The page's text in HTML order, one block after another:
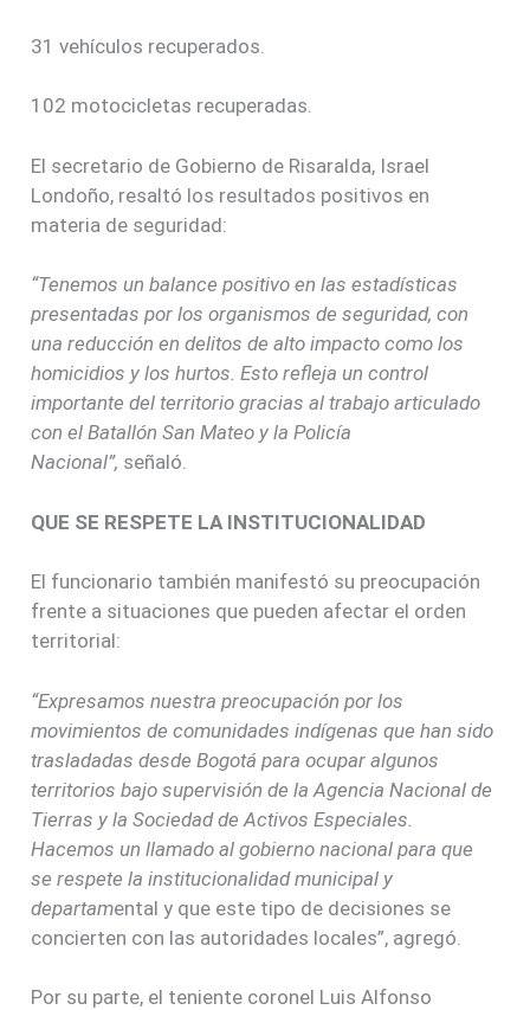
31 vehículos recuperados.
102 motocicletas recuperadas.
El secretario de Gobierno de Risaralda, Israel
Londoño, resaltó los resultados positivos en
materia de seguridad:
“Tenemos un balance positivo en las estadísticas
presentadas por los organismos de seguridad, con
una reducción en delitos de alto impacto como los
homicidios y los hurtos. Esto refleja un control
importante del territorio gracias al trabajo articulado
con el Batallón San Mateo y la Policía
Nacional”, señaló.
QUE SE RESPETE LA INSTITUCIONALIDAD
El funcionario también manifestó su preocupación
frente a situaciones que pueden afectar el orden
territorial:
“Expresamos nuestra preocupación por los
movimientos de comunidades indígenas que han sido
trasladadas desde Bogotá para ocupar algunos
territorios bajo supervisión de la Agencia Nacional de
Tierras y la Sociedad de Activos Especiales.
Hacemos un llamado al gobierno nacional para que
se respete la institucionalidad municipal y
departamental y que este tipo de decisiones se
concierten con las autoridades locales”, agregó.
Por su parte, el teniente coronel Luis Alfonso